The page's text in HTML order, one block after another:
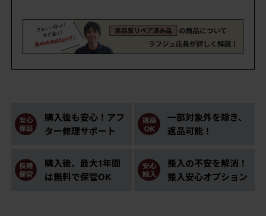
購入後も安心！アフ
ター修理サポート
一部対象外を除き、
返品可能！
購入後、最大1年間
は無料で保管OK
搬入の不安を解消！
搬入安心オプション